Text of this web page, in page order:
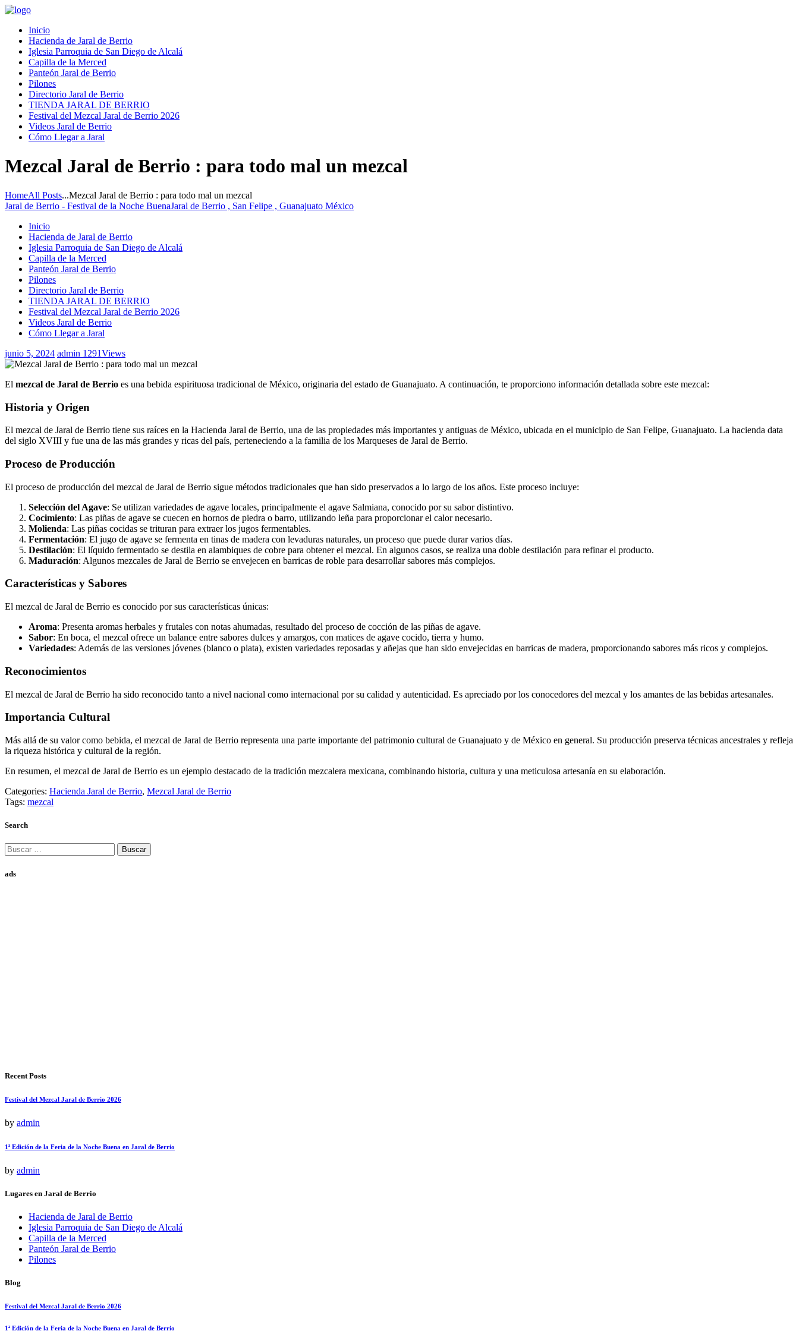
Inicio
Hacienda de Jaral de Berrio
Iglesia Parroquia de San Diego de Alcalá
Capilla de la Merced
Panteón Jaral de Berrio
Pilones
Directorio Jaral de Berrio
TIENDA JARAL DE BERRIO
Festival del Mezcal Jaral de Berrio 2026
Videos Jaral de Berrio
Cómo Llegar a Jaral
Mezcal Jaral de Berrio : para todo mal un mezcal
HomeAll Posts...Mezcal Jaral de Berrio : para todo mal un mezcal
Jaral de Berrio - Festival de la Noche BuenaJaral de Berrio , San Felipe , Guanajuato México
Inicio
Hacienda de Jaral de Berrio
Iglesia Parroquia de San Diego de Alcalá
Capilla de la Merced
Panteón Jaral de Berrio
Pilones
Directorio Jaral de Berrio
TIENDA JARAL DE BERRIO
Festival del Mezcal Jaral de Berrio 2026
Videos Jaral de Berrio
Cómo Llegar a Jaral
junio 5, 2024 admin 1291Views
El mezcal de Jaral de Berrio es una bebida espirituosa tradicional de México, originaria del estado de Guanajuato. A continuación, te proporciono información detallada sobre este mezcal:
Historia y Origen
El mezcal de Jaral de Berrio tiene sus raíces en la Hacienda Jaral de Berrio, una de las propiedades más importantes y antiguas de México, ubicada en el municipio de San Felipe, Guanajuato. La hacienda data
del siglo XVIII y fue una de las más grandes y ricas del país, perteneciendo a la familia de los Marqueses de Jaral de Berrio.
Proceso de Producción
El proceso de producción del mezcal de Jaral de Berrio sigue métodos tradicionales que han sido preservados a lo largo de los años. Este proceso incluye:
Selección del Agave: Se utilizan variedades de agave locales, principalmente el agave Salmiana, conocido por su sabor distintivo.
Cocimiento: Las piñas de agave se cuecen en hornos de piedra o barro, utilizando leña para proporcionar el calor necesario.
Molienda: Las piñas cocidas se trituran para extraer los jugos fermentables.
Fermentación: El jugo de agave se fermenta en tinas de madera con levaduras naturales, un proceso que puede durar varios días.
Destilación: El líquido fermentado se destila en alambiques de cobre para obtener el mezcal. En algunos casos, se realiza una doble destilación para refinar el producto.
Maduración: Algunos mezcales de Jaral de Berrio se envejecen en barricas de roble para desarrollar sabores más complejos.
Características y Sabores
El mezcal de Jaral de Berrio es conocido por sus características únicas:
Aroma: Presenta aromas herbales y frutales con notas ahumadas, resultado del proceso de cocción de las piñas de agave.
Sabor: En boca, el mezcal ofrece un balance entre sabores dulces y amargos, con matices de agave cocido, tierra y humo.
Variedades: Además de las versiones jóvenes (blanco o plata), existen variedades reposadas y añejas que han sido envejecidas en barricas de madera, proporcionando sabores más ricos y complejos.
Reconocimientos
El mezcal de Jaral de Berrio ha sido reconocido tanto a nivel nacional como internacional por su calidad y autenticidad. Es apreciado por los conocedores del mezcal y los amantes de las bebidas artesanales.
Importancia Cultural
Más allá de su valor como bebida, el mezcal de Jaral de Berrio representa una parte importante del patrimonio cultural de Guanajuato y de México en general. Su producción preserva técnicas ancestrales y refleja
la riqueza histórica y cultural de la región.
En resumen, el mezcal de Jaral de Berrio es un ejemplo destacado de la tradición mezcalera mexicana, combinando historia, cultura y una meticulosa artesanía en su elaboración.
Categories: Hacienda Jaral de Berrio, Mezcal Jaral de Berrio
Tags: mezcal
Search
Buscar:
ads
Recent Posts
Festival del Mezcal Jaral de Berrio 2026
by admin
1ª Edición de la Feria de la Noche Buena en Jaral de Berrio
by admin
Lugares en Jaral de Berrio
Hacienda de Jaral de Berrio
Iglesia Parroquia de San Diego de Alcalá
Capilla de la Merced
Panteón Jaral de Berrio
Pilones
Blog
Festival del Mezcal Jaral de Berrio 2026
1ª Edición de la Feria de la Noche Buena en Jaral de Berrio